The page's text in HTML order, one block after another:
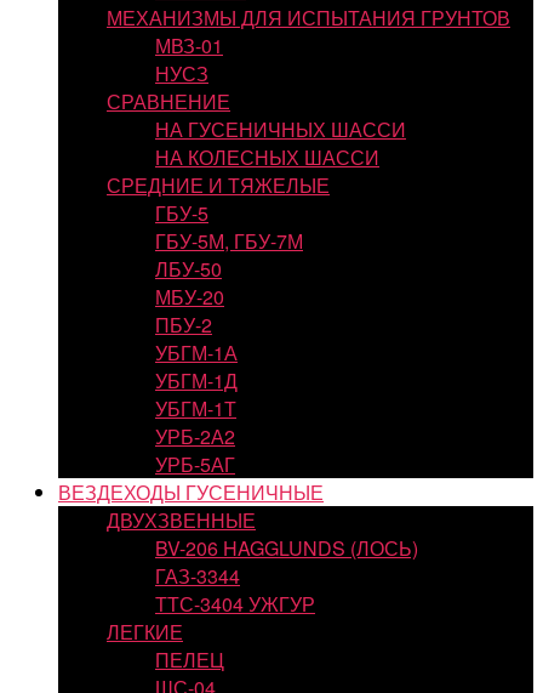
МЕХАНИЗМЫ ДЛЯ ИСПЫТАНИЯ ГРУНТОВ
МВЗ-01
НУСЗ
СРАВНЕНИЕ
НА ГУСЕНИЧНЫХ ШАССИ
НА КОЛЕСНЫХ ШАССИ
СРЕДНИЕ И ТЯЖЕЛЫЕ
ГБУ-5
ГБУ-5М, ГБУ-7М
ЛБУ-50
МБУ-20
ПБУ-2
УБГМ-1А
УБГМ-1Д
УБГМ-1Т
УРБ-2А2
УРБ-5АГ
ВЕЗДЕХОДЫ ГУСЕНИЧНЫЕ
ДВУХЗВЕННЫЕ
BV-206 HAGGLUNDS (ЛОСЬ)
ГАЗ-3344
ТТС-3404 УЖГУР
ЛЕГКИЕ
ПЕЛЕЦ